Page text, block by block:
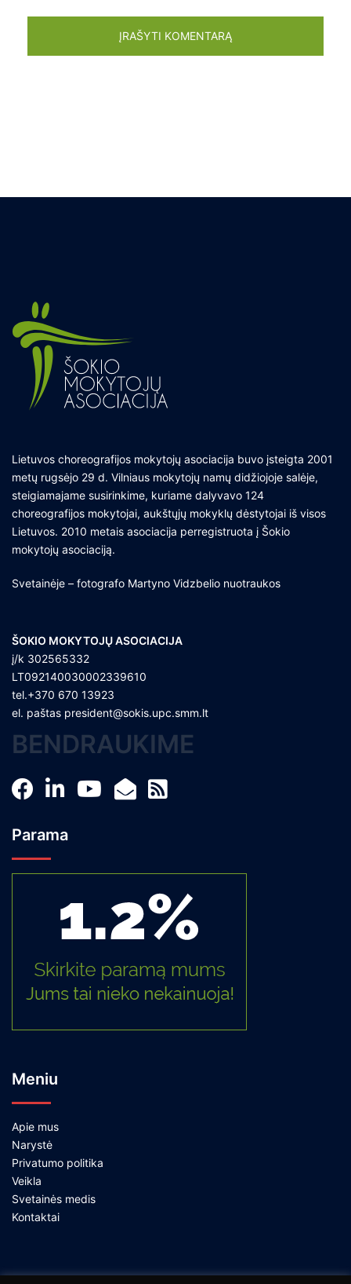
Lietuvos choreografijos mokytojų asociacija buvo įsteigta 2001
metų rugsėjo 29 d. Vilniaus mokytojų namų didžiojoje salėje,
steigiamajame susirinkime, kuriame dalyvavo 124
choreografijos mokytojai, aukštųjų mokyklų dėstytojai iš visos
Lietuvos. 2010 metais asociacija perregistruota į Šokio
mokytojų asociaciją.
Svetainėje – fotografo Martyno Vidzbelio nuotraukos
ŠOKIO MOKYTOJŲ ASOCIACIJA
į/k 302565332
LT092140030002339610
tel.+370 670 13923
el. paštas president@sokis.upc.smm.lt
BENDRAUKIME
Parama
Meniu
Apie mus
Narystė
Privatumo politika
Veikla
Svetainės medis
Kontaktai